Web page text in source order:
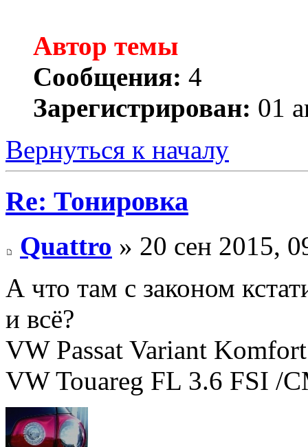
Автор темы
Сообщения: 4
Зарегистрирован: 01
Вернуться к началу
Re: Тонировка
Quattro » 20 сен 2015,
А что там с законом
и всё?
VW Passat Variant
VW Touareg FL 3.6 FSI /